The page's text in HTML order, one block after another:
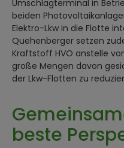
Umschlagterminal in
beiden
Elektro-Lkw in die Flotte
Quehenberger setzen
Kraftstoff HVO anstelle
große Mengen davon
der Lkw-Flotten zu
beste